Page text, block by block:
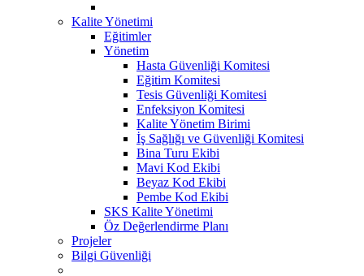
Kalite Yönetimi
Eğitimler
Yönetim
Hasta Güvenliği Komitesi
Eğitim Komitesi
Tesis Güvenliği Komitesi
Enfeksiyon Komitesi
Kalite Yönetim Birimi
İş Sağlığı ve Güvenliği Komitesi
Bina Turu Ekibi
Mavi Kod Ekibi
Beyaz Kod Ekibi
Pembe Kod Ekibi
SKS Kalite Yönetimi
Öz Değerlendirme Planı
Projeler
Bilgi Güvenliği